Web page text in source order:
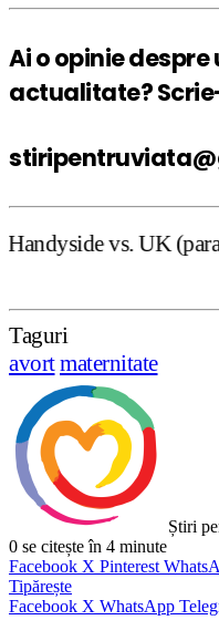
Ai o opinie
actualitate?
49),
Taguri
avortmaternitate
Știri
0 se citește în 4 minute
Facebook X Pinterest
Tipărește
Facebook X WhatsApp